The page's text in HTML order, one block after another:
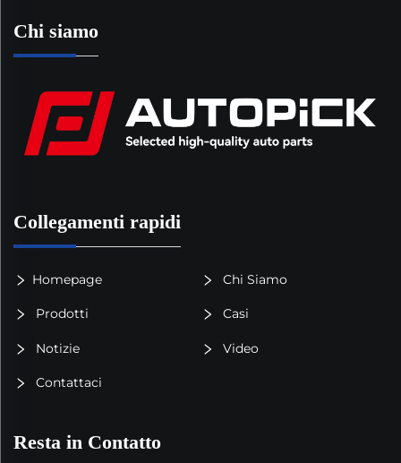
Chi siamo
Collegamenti rapidi
Homepage Chi Siamo
Prodotti Casi
Notizie Video
Contattaci
Resta in Contatto